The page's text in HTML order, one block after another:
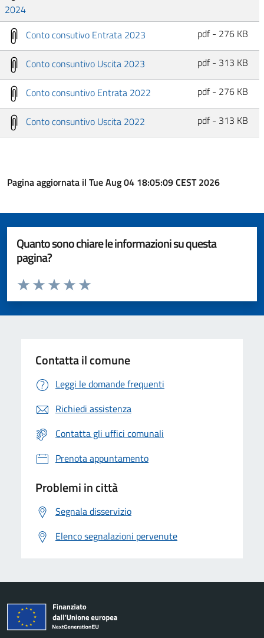
2024
Conto consutivo Entrata 2023
pdf - 276 KB
Conto consuntivo Uscita 2023 pdf - 313 KB
Conto consuntivo Entrata 2022 pdf - 276 KB
Conto consuntivo Uscita 2022 pdf - 313 KB
Pagina aggiornata il Tue Aug 04 18:05:09 CEST 2026
Quanto sono chiare le informazioni su questa
pagina?
Valuta da 1 a 5 stelle la pagina
Valuta 5 stelle su 5
Valuta 4 stelle su 5
Valuta 3 stelle su 5
Valuta 2 stelle su 5
Valuta 1 stelle su 5
Contatta il comune
Leggi le domande frequenti
Richiedi assistenza
Contatta gli uffici comunali
Prenota appuntamento
Problemi in città
Segnala disservizio
Elenco segnalazioni pervenute